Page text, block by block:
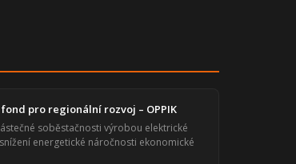
fond pro regionální rozvoj – OPPIK
soběstačnosti výrobou elektrické
energetické náročnosti ekonomické